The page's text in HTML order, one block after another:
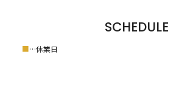
SCHEDULE
■…休業日